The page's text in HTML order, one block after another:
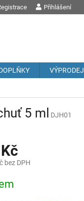
OBCHODNÍ PODMÍNKY
Přihlášení
VÝPRODEJ
5 ml
DJH01
bez DPH